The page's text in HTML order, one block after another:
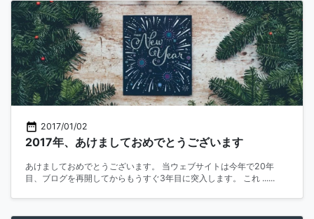
2017/01/02
2017年、あけましておめでとうございます
あけましておめでとうございます。 当ウェブサイトは今年で20年
目、ブログを再開してからもうすぐ3年目に突入します。 これ ......